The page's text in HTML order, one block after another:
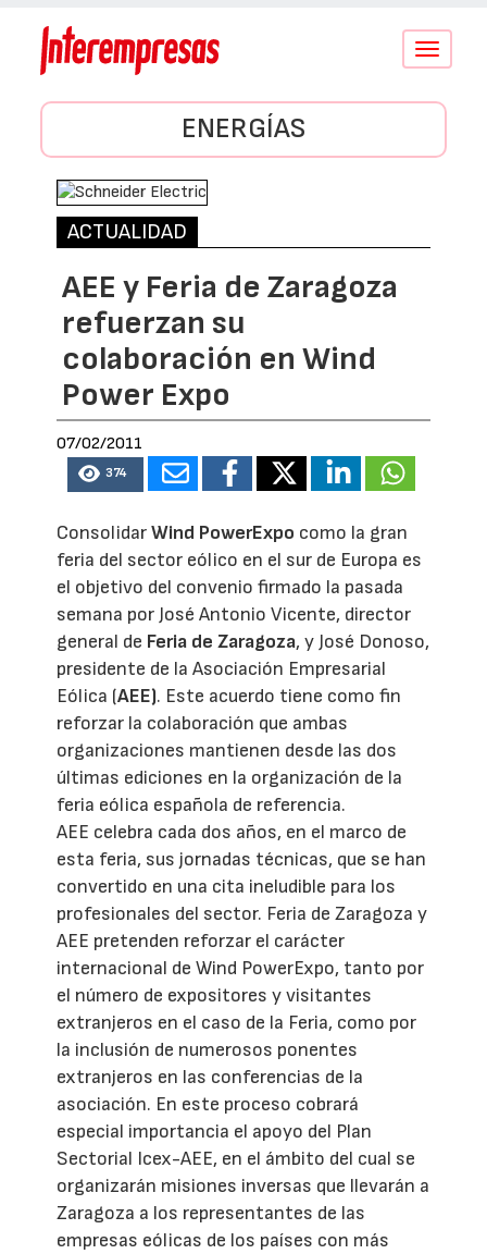
Conmutar
ENERGÍAS
ACTUALIDAD
AEE y Feria de Zaragoza
refuerzan su
colaboración en Wind
Power Expo
07/02/2011
374
ConsolidarWind PowerExpo como la gran
feria del sector eólico en el sur de Europa es
el objetivo del convenio firmado la pasada
semana por José Antonio Vicente, director
general de Feria de Zaragoza, y José Donoso,
presidente de la Asociación Empresarial
Eólica (AEE). Este acuerdo tiene como fin
reforzar la colaboración que ambas
organizaciones mantienen desde las dos
últimas ediciones en la organización de la
feria eólica española de referencia.
AEE celebra cada dos años, en el marco de
esta feria, sus jornadas técnicas, que se han
convertido en una cita ineludible para los
profesionales del sector. Feria de Zaragoza y
AEE pretenden reforzar el carácter
internacional de Wind PowerExpo, tanto por
el número de expositores y visitantes
extranjeros en el caso de la Feria, como por
la inclusión de numerosos ponentes
extranjeros en las conferencias de la
asociación. En este proceso cobrará
especial importancia el apoyo del Plan
Sectorial Icex-AEE, en el ámbito del cual se
organizarán misiones inversas que llevarán a
Zaragoza a los representantes de las
empresas eólicas de los países con más